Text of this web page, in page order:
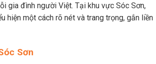
gia đình người Việt. Tại khu vực Sóc Sơn,
hiện một cách rõ nét và trang trọng, gắn liền
Sơn